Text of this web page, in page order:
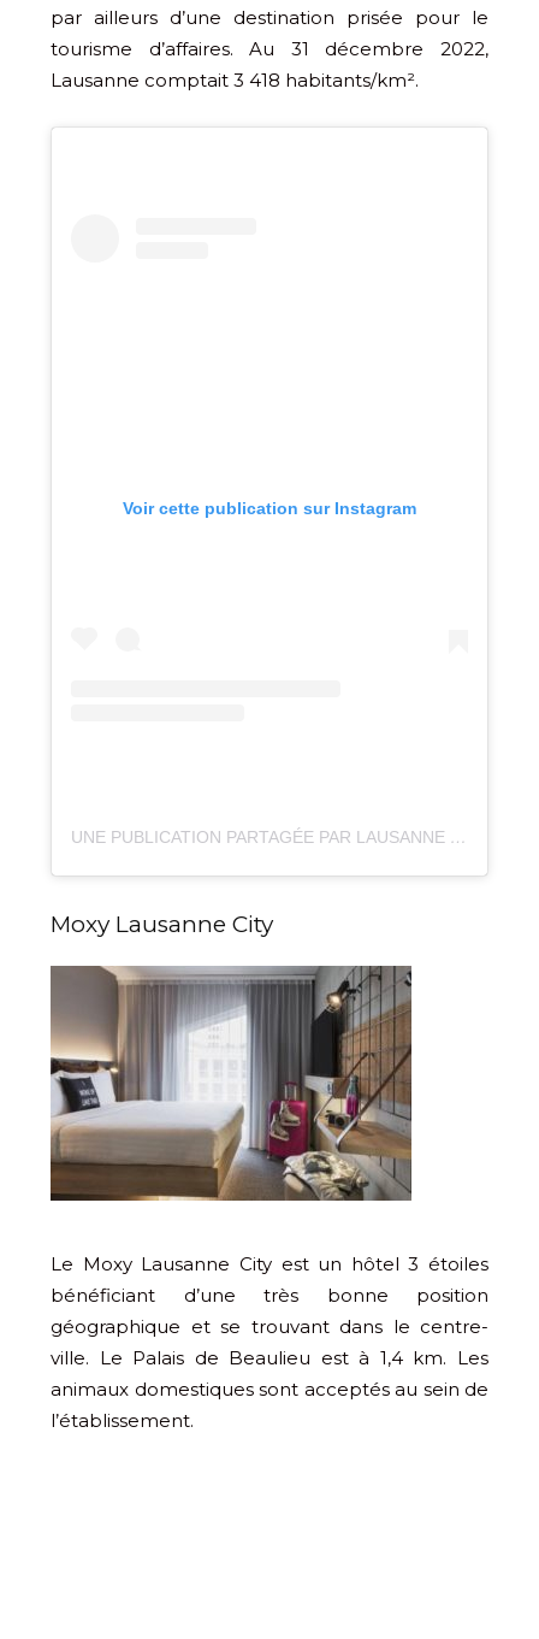
par ailleurs d’une destination prisée pour le
tourisme d’affaires. Au 31 décembre 2022,
Lausanne comptait 3 418 habitants/km².
Voir cette publication sur Instagram
UNE PUBLICATION PARTAGÉE PAR LAUSANNE TOURISME (@THELAUSANNER)
Moxy Lausanne City
Le Moxy Lausanne City est un hôtel 3 étoiles
bénéficiant d’une très bonne position
géographique et se trouvant dans le centre-
ville. Le Palais de Beaulieu est à 1,4 km. Les
animaux domestiques sont acceptés au sein de
l’établissement.